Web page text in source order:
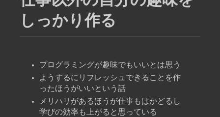
しっかり作る
プログラミングが趣味でもいいとは思う
ようするにリフレッシュできることを作
ったほうがいいという話
メリハリがあるほうが仕事もはかどるし
学びの効率も上がると思っている